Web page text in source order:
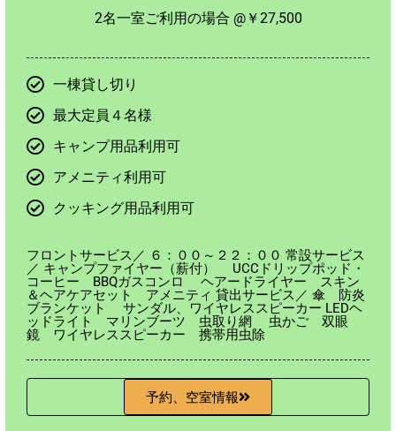
2名一室ご利用の場合 @￥27,500
一棟貸し切り
最大定員４名様
キャンプ用品利用可
アメニティ利用可
クッキング用品利用可
フロントサービス／ ６：００～２２：００ 常設サービス
／ キャンプファイヤー（薪付） UCCドリップポッド・
コーヒー BBQガスコンロ ヘアードライヤー スキン
＆ヘアケアセット アメニティ 貸出サービス／ 傘 防炎
ブランケット サンダル、ワイヤレススピーカー LEDヘ
ッドライト マリンブーツ 虫取り網 虫かご 双眼
鏡 ワイヤレススピーカー 携帯用虫除
予約、空室情報